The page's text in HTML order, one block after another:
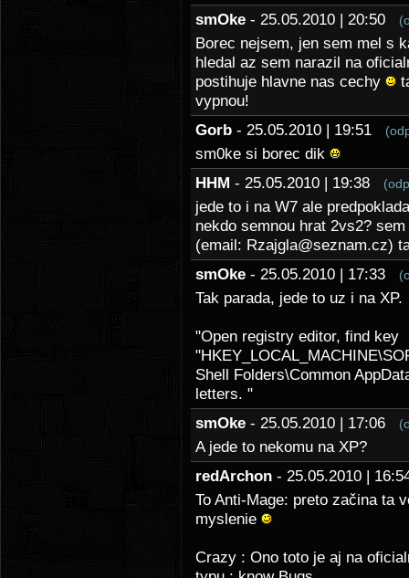
smOke - 25.05.2010 | 20:50
Borec nejsem, jen sem mel s
hledal az sem narazil na
postihuje hlavne nas cechy
vypnou!
Gorb - 25.05.2010 | 19:51
sm0ke si borec dik
HHM - 25.05.2010 | 19:38
jede to i na W7 ale
nekdo semnou hrat 2vs2?
(email: Rzajgla@seznam.cz)
smOke - 25.05.2010 | 17:33
Tak parada, jede to uz i na XP.
"Open registry editor, find key
Shell Folders\Common
letters. "
smOke - 25.05.2010 | 17:06
A jede to nekomu na XP?
redArchon - 25.05.2010 |
To Anti-Mage: preto začina ta
myslenie
Crazy : Ono toto je aj na